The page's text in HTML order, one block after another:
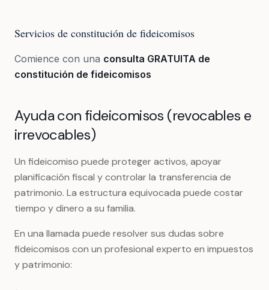
Servicios de constitución de fideicomisos
Comience con una consulta GRATUITA de
constitución de fideicomisos
Ayuda con fideicomisos (revocables e
irrevocables)
Un fideicomiso puede proteger activos, apoyar
planificación fiscal y controlar la transferencia de
patrimonio. La estructura equivocada puede costar
tiempo y dinero a su familia.
En una llamada puede resolver sus dudas sobre
fideicomisos con un profesional experto en impuestos
y patrimonio: